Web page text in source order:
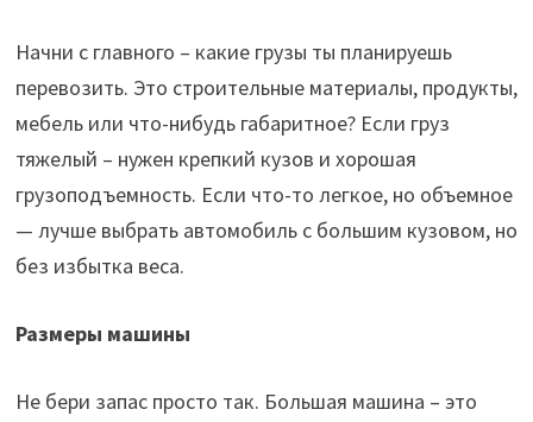
Начни с главного – какие грузы ты планируешь
перевозить. Это строительные материалы, продукты,
мебель или что-нибудь габаритное? Если груз
тяжелый – нужен крепкий кузов и хорошая
грузоподъемность. Если что-то легкое, но объемное
— лучше выбрать автомобиль с большим кузовом, но
без избытка веса.
Размеры машины
Не бери запас просто так. Большая машина – это